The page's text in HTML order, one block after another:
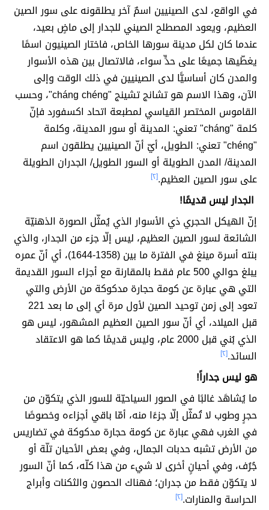
في الواقع، لدى الصينيين اسمٌ آخر يطلقونه على سور الصين
العظيم، ويعود المصطلح الصيني للجدار إلى ماضٍ بعيد،
عندما كان لكل مدينة سورها الخاص، فاختار الصينيون اسمًا
يغطّيها جميعًا على حدٍّ سواء، فالاتصال بين هذه الأسوار
والمدن كان أساسيًّا لدى الصينيين في ذلك الوقت وإلى
الآن، وهذا الاسم هو تشانج تشينج "cháng chéng"، وحسب
القاموس المختصر القياسي لمطبعة اتحاد اكسفورد فإنّ
كلمة "cháng" تعني: المدينة أو سور المدينة، وكلمة
"chéng" تعني: الطويل، أيّ أنّ الصينيين يطلقون اسم
المدينة/ المدن الطويلة أو السور الطويل/ الجدران الطويلة
على سور الصين العظيم.[٢]
الجدار ليس قديمًا!
إنّ الهيكل الحجري ذي الأسوار الذي يُمثّل الصورة الذهنيّة
الشائعة لسور الصين العظيم، ليس إلّا جزء من الجدار، والذي
بنته أسرة مينغ في الفترة ما بين (1358-1644)، أي أنّ عمره
يبلغ حوالي 500 عام فقط بالمقارنة مع أجزاء السور القديمة
التي هي عبارة عن كومة حجارة مدكوكة من الأرض والتي
تعود إلى زمن توحيد الصين لأول مرة أي إلى ما بعد 221
قبل الميلاد، أي أنّ سور الصين العظيم المشهور، ليس هو
الذي بُني قبل 2000 عام، وليس قديمًا كما هو الاعتقاد
السائد.[٢]
هو ليس جداراً!
ما يُشاهَد غالبًا في الصور السياحيّة للسور الذي يتكوّن من
حجرٍ وطوب لا تُمثّل إلّا جزءًا منه، أمّا باقي أجزاءه وخصوصًا
في الغرب فهي عبارة عن كومة حجارة مدكوكة في تضاريس
من الأرض تشبه حدبات الجمال، وفي بعض الأحيان تلّة أو
جُرُف، وفي أحيانٍ أخرى لا شيء من هذا كلّه، كما أنّ السور
لا يتكوّن فقط من جدران؛ فهناك الحصون والثكنات وأبراج
الحراسة والمنارات.[٢]